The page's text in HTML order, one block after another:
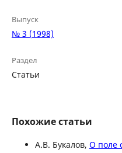
Выпуск
№ 3 (1998)
Раздел
Статьи
Похожие статьи
А.В. Букалов, О поле